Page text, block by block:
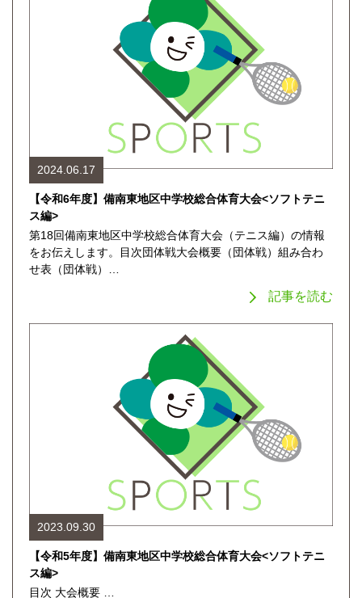
2024.06.17
【令和6年度】備南東地区中学校総合体育大会<ソフトテニ
ス編>
第18回備南東地区中学校総合体育大会（テニス編）の情報
をお伝えします。目次団体戦大会概要（団体戦）組み合わ
せ表（団体戦）…
記事を読む
2023.09.30
【令和5年度】備南東地区中学校総合体育大会<ソフトテニ
ス編>
目次 大会概要 …